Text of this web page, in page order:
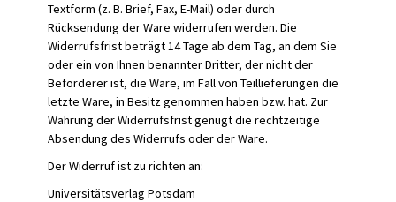
Textform (z. B. Brief, Fax, E-Mail) oder durch
Rücksendung der Ware widerrufen werden. Die
Widerrufsfrist beträgt 14 Tage ab dem Tag, an dem Sie
oder ein von Ihnen benannter Dritter, der nicht der
Beförderer ist, die Ware, im Fall von Teillieferungen die
letzte Ware, in Besitz genommen haben bzw. hat. Zur
Wahrung der Widerrufsfrist genügt die rechtzeitige
Absendung des Widerrufs oder der Ware.
Der Widerruf ist zu richten an:
Universitätsverlag Potsdam